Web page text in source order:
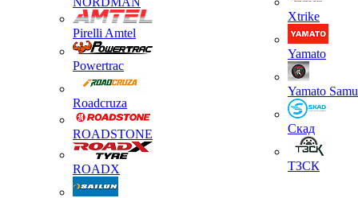
Pirelli Amtel
Powertrac
Roadcruza
ROADSTONE
ROADX
Xtrike
Yamato
Yamato
Скад
ТЗСК